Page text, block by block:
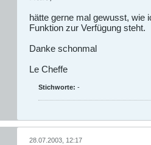
hätte gerne mal gewusst, wie
Funktion zur Verfügung steht.
Danke schonmal
Le Cheffe
Stichworte: -
28.07.2003, 12:17